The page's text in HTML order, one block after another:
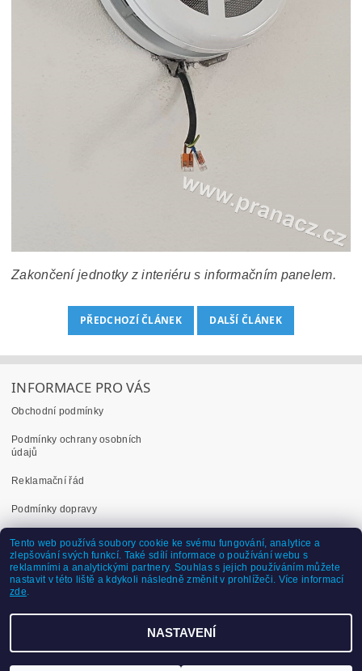
Zakončení jednotky z interiéru s informačním panelem.
PŘEDCHOZÍ ČLÁNEK DALŠÍ ČLÁNEK
INFORMACE PRO VÁS
Obchodní podmínky
Podmínky ochrany osobních
údajů
Reklamační řád
Podmínky dopravy
Dokumenty ke stažení
Dřevěné pelety a brikety
Pranacz.cz, všechna práva vyhrazena
Tento web používá soubory cookie ke svému fungování, analytice a
zlepšování svých funkcí. Také sdílí informace o používání webu s
reklamními a analytickými partnery. Souhlas s jejich používáním můžete
nastavit v této liště a kdykoli následně změnit v prohlížeči. Více informací
zde.
NASTAVENÍ